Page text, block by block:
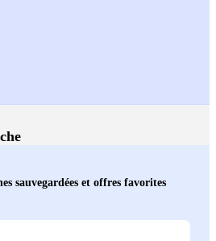
sauvegardées et offres favorites